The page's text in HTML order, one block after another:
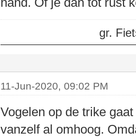
gr.
11-Jun-2020, 09:02 PM
Vogelen op de trike
vanzelf al omhoog.